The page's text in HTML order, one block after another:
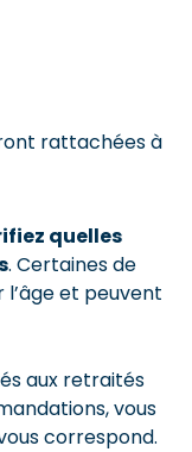
rattachées à
quelles
. Certaines de
et peuvent
aux retraités
vous
correspond.